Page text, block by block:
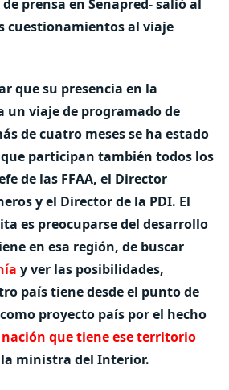
prensa en Senapred- salió al
cuestionamientos al viaje
que su presencia en la
un viaje de programado de
de cuatro meses se ha estado
participan también todos los
de las FFAA, el Director
y el Director de la PDI. El
es preocuparse del desarrollo
en esa región, de buscar
y ver las posibilidades,
país tiene desde el punto de
proyecto país por el hecho
que tiene ese territorio
la ministra del Interior.